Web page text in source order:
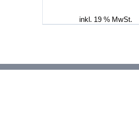
749,00 €
inkl. 19 % MwSt.